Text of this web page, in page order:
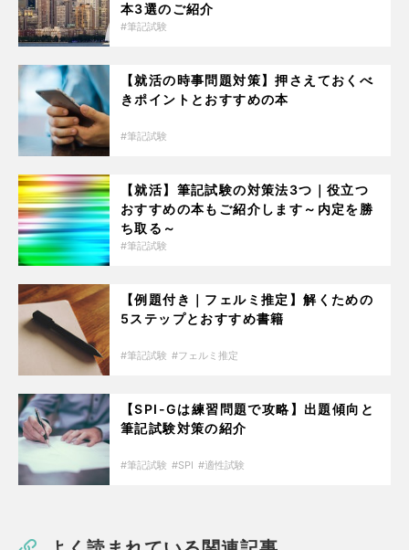
本3選のご紹介
筆記試験
【就活の時事問題対策】押さえておくべ
きポイントとおすすめの本
筆記試験
【就活】筆記試験の対策法3つ｜役立つ
おすすめの本もご紹介します～内定を勝
ち取る～
筆記試験
【例題付き｜フェルミ推定】解くための
5ステップとおすすめ書籍
筆記試験 フェルミ推定
【SPI-Gは練習問題で攻略】出題傾向と
筆記試験対策の紹介
筆記試験 SPI 適性試験